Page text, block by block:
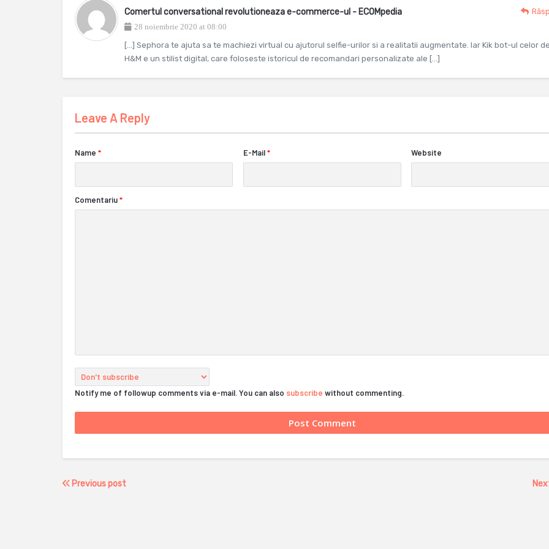
Comertul conversational revolutioneaza e-commerce-ul - ECOMpedia
28 noiembrie 2020 at 08:00
[…] Sephora te ajuta sa te machiezi virtual cu ajutorul selfie-urilor si a realitatii augmentate. Iar Kik bot-ul celor
H&M e un stilist digital, care foloseste istoricul de recomandari personalizate ale […]
Leave A Reply
Name * E-Mail * Website
Comentariu*
Notify me of followup comments via e-mail. You can also subscribe without commenting.
Previous post